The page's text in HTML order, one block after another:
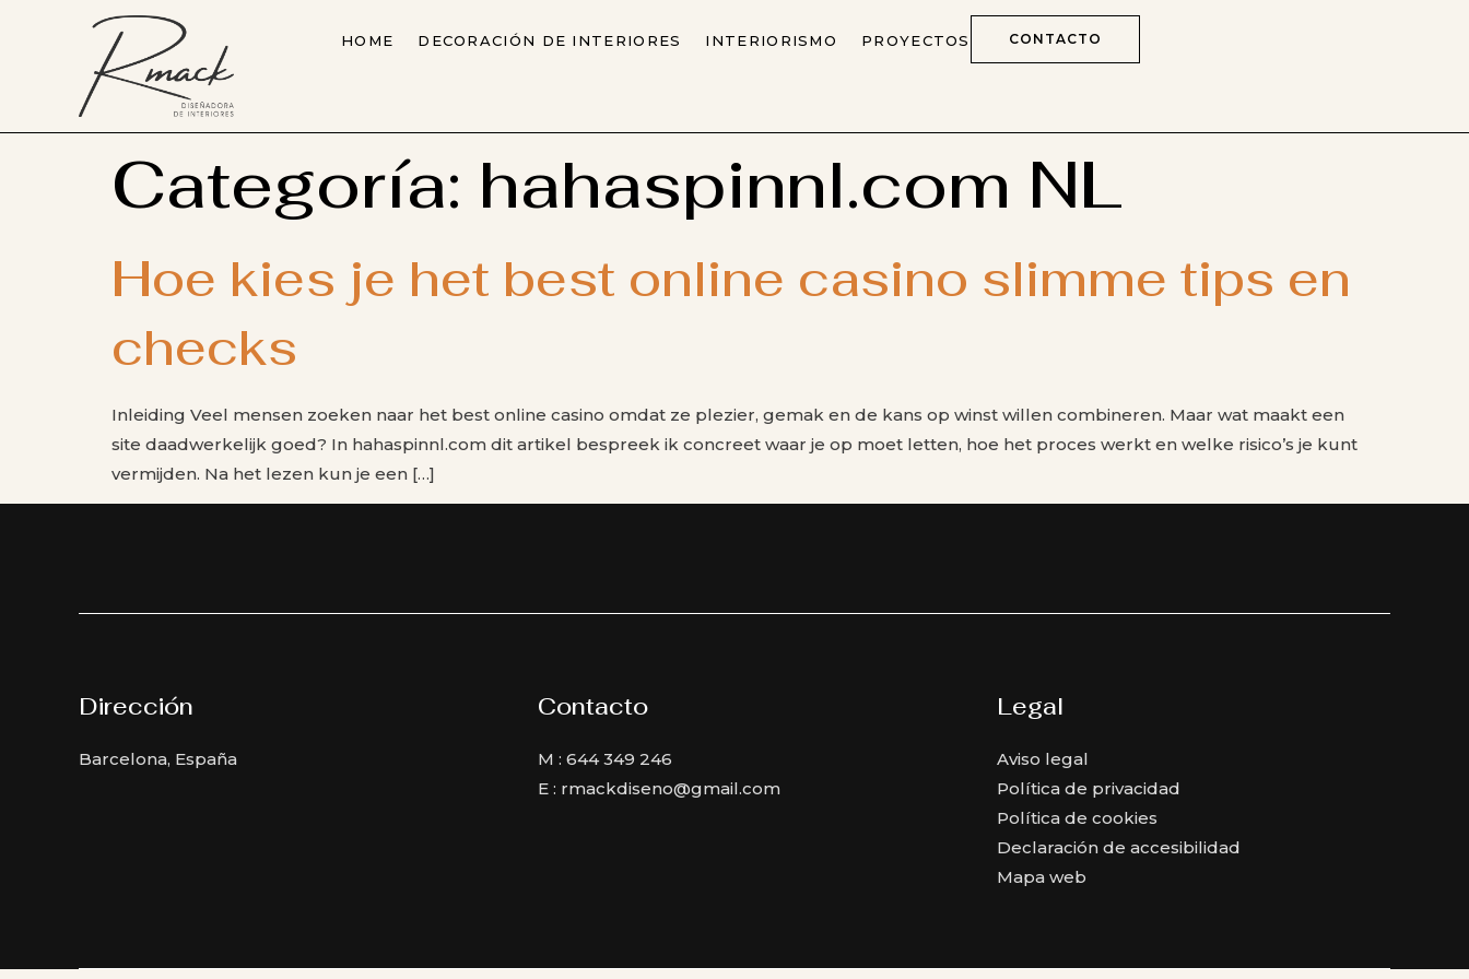
HOME DECORACIÓN DE INTERIORES INTERIORISMO PROYECTOS CONTACTO
Categoría: hahaspinnl.com NL
Hoe kies je het best online casino slimme tips en
checks
Inleiding Veel mensen zoeken naar het best online casino omdat ze plezier, gemak en de kans op winst willen combineren. Maar wat maakt een
site daadwerkelijk goed? In hahaspinnl.com dit artikel bespreek ik concreet waar je op moet letten, hoe het proces werkt en welke risico’s je kunt
vermijden. Na het lezen kun je een […]
Dirección
Barcelona, España
Contacto
M : 644 349 246
E : rmackdiseno@gmail.com
Legal
Aviso legal
Política de privacidad
Política de cookies
Declaración de accesibilidad
Mapa web